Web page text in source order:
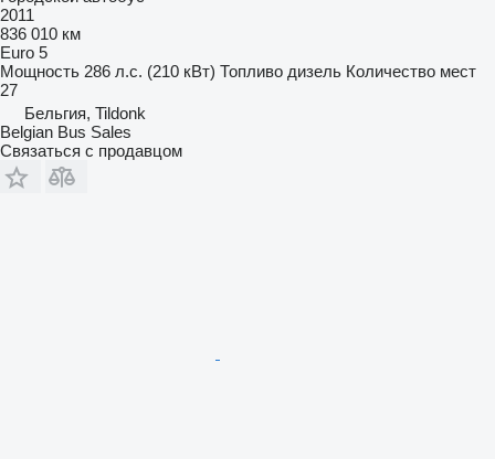
2011
836 010 км
Euro 5
Мощность 286 л.с. (210 кВт) Топливо дизель Количество мест
27
Бельгия, Tildonk
Belgian Bus Sales
Связаться с продавцом